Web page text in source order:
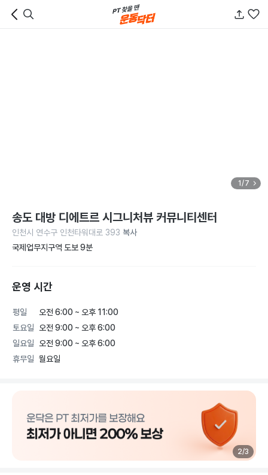
1/7
송도 대방 디에트르 시그니처뷰 커뮤니티센터
인천시 연수구 인천타워대로 393 복사
국제업무지구역 도보 9분
운영 시간
평일
오전 6:00 ~ 오후 11:00
토요일
오전 9:00 ~ 오후 6:00
일요일
오전 9:00 ~ 오후 6:00
휴무일 월요일
2/3